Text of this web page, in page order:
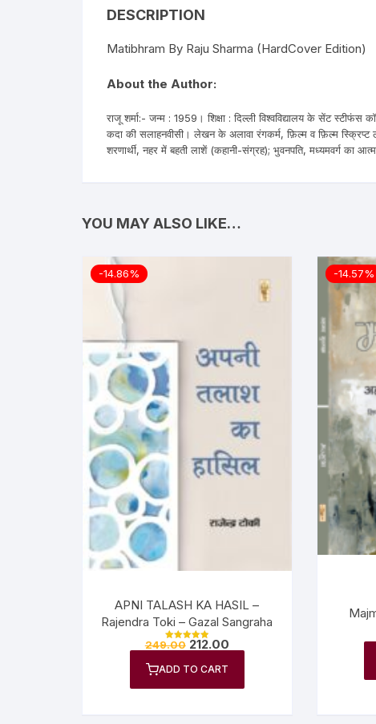
DESCRIPTION
Matibhram By Raju Sharma (HardCover Edition)
About the Author:
राजू शर्मा:- जन्म : 1959। शिक्षा : दिल्ली विश्वविद्यालय के सेंट
कदा की सलाहनवीसी। लेखन के अलावा रंगकर्म, फ़िल्म व फ़िल्म स्क्रिप्ट
शरणार्थी, नहर में बहती लाशें (कहानी-संग्रह); भुवनपति, मध्यमवर्ग का
YOU MAY ALSO LIKE…
-14.86%
APNI TALASH KA HASIL –
Rajendra Toki – Gazal Sangraha
Rated
249.00 212.00
ADD TO CART
-14.57%